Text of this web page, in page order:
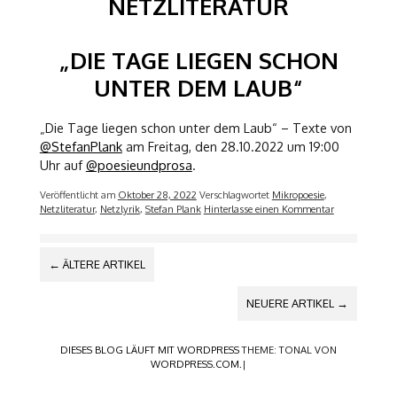
„DIE TAGE LIEGEN SCHON
UNTER DEM LAUB“
„Die Tage liegen schon unter dem Laub“ – Texte von
@StefanPlankam Freitag, den 28.10.2022 um 19:00
Uhr auf@poesieundprosa.
Veröffentlicht am Oktober 28, 2022 Verschlagwortet Mikropoesie,
Netzliteratur, Netzlyrik, Stefan Plank Hinterlasse einen Kommentar
BEITRAGS-
← ÄLTERE ARTIKEL
NEUERE ARTIKEL →
DIESES BLOG LÄUFT MIT WORDPRESS THEME: TONAL VON
WORDPRESS.COM.|